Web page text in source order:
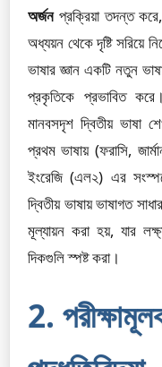
অর্জনপ্রক্রিয়া তদন্ত
অধ্যয়ন থেকে দৃষ্টি সরিয়ে
ভাষার জ্ঞান একটি নতুন
প্রকৃতিকে প্রভাবিত
মানবসদৃশ দ্বিতীয় ভাষা
প্রথম ভাষায় (ফরাসি,
ইংরেজি (এল২) এর
দ্বিতীয় ভাষায় ভাষাগত
মূল্যায়ন করা হয়, যার
দিকগুলি স্পষ্ট করা।
2.